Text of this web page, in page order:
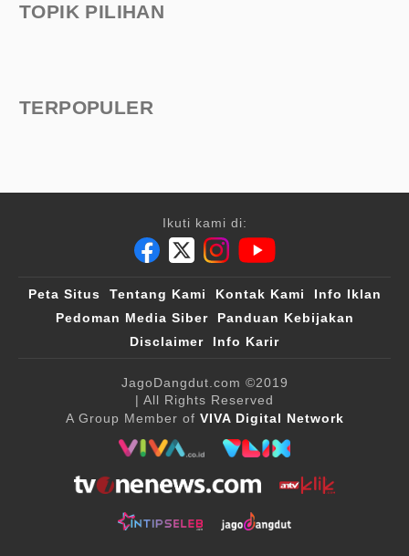
TOPIK PILIHAN
TERPOPULER
Ikuti kami di:
Peta Situs Tentang Kami Kontak Kami
Info Iklan
Pedoman Media Siber
Panduan Kebijakan
Disclaimer
Info Karir
JagoDangdut.com ©2019
| All Rights Reserved
A Group Member of VIVA Digital Network